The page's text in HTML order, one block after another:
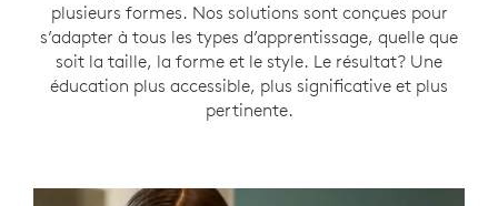
plusieurs formes. Nos solutions sont conçues pour
s’adapter à tous les types d’apprentissage, quelle que
soit la taille, la forme et le style. Le résultat? Une
éducation plus accessible, plus significative et plus
pertinente.